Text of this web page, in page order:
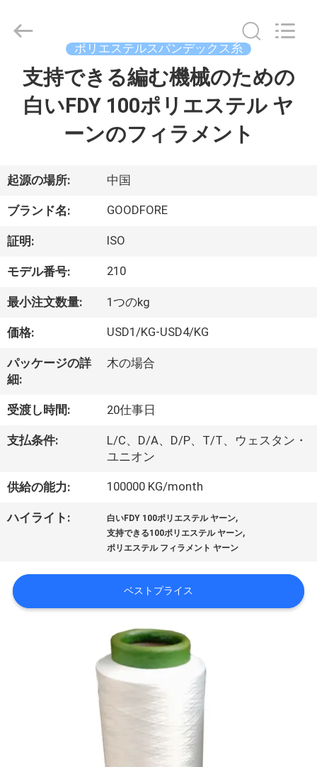
品
ビ
デ
オ
わ
た
ち
に
つ
工
Copyright
Goodfore
ポリエステルスパンデックス糸
支持できる編む機械のための
白いFDY 100ポリエステル ヤ
ーンのフィラメント
起源の場所: 中国
ブランド名: GOODFORE
証明: ISO
モデル番号: 210
最小注文数量: 1つのkg
価格: USD1/KG-USD4/KG
パッケージの詳
細:
木の場合
受渡し時間: 20仕事日
支払条件:
L/C、D/A、D/P、T/T、ウェスタン・
ユニオン
供給の能力: 100000 KG/month
ハイライト: 白いFDY 100ポリエステル ヤーン,
支持できる100ポリエステル ヤーン,
ポリエステル フィラメント ヤーン
ベストプライス